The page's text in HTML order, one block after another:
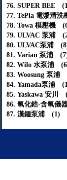
76. SUPER BEE
77. TePla 電漿清
78. Towa 模壓機
79. ULVAC 泵浦
80. ULVAC泵浦
81. Varian 泵浦
82. Wilo 水泵浦
83. Woosung 泵浦
84. Yamada泵浦
85. Yaskawa 安川
86. 氧化鋯-含氧儀
87. 漢鍾泵浦 (1)